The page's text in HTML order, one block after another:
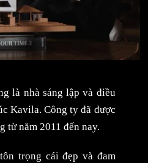
là nhà sáng lập và điều
Kavila. Công ty đã được
từ năm 2011 đến nay.
trọng cái đẹp và đam